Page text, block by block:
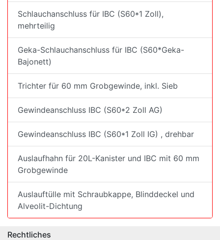
Schlauchanschluss für IBC (S60*1 Zoll),
mehrteilig
Geka-Schlauchanschluss für IBC (S60*Geka-
Bajonett)
Trichter für 60 mm Grobgewinde, inkl. Sieb
Gewindeanschluss IBC (S60*2 Zoll AG)
Gewindeanschluss IBC (S60*1 Zoll IG) , drehbar
Auslaufhahn für 20L-Kanister und IBC mit 60 mm
Grobgewinde
Auslauftülle mit Schraubkappe, Blinddeckel und
Alveolit-Dichtung
Rechtliches